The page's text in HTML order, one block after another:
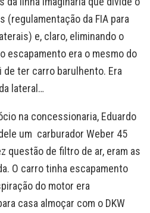
da FIA para
e, claro, eliminando o
escapamento era o mesmo do
ter carro barulhento. Era
lateral…
na concessionaria, Eduardo
um carburador Weber 45
questão de filtro de ar, eram as
O carro tinha escapamento
do motor era
casa almoçar com o DKW